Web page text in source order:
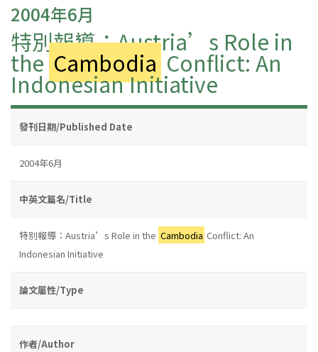
2004年6月
特別報導：Austria’s Role in
theCambodia Conflict: An
Indonesian Initiative
發刊日期/Published Date
2004年6月
中英文篇名/Title
特別報導：Austria’s Role in the Cambodia Conflict: An
Indonesian Initiative
論文屬性/Type
作者/Author